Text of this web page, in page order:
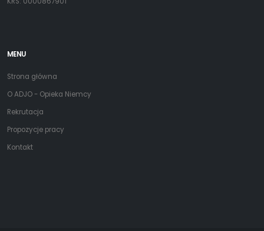
MENU
Strona główna
O ADJO - Opieka Niemcy
Rekrutacja
Propozycje pracy
Kontakt